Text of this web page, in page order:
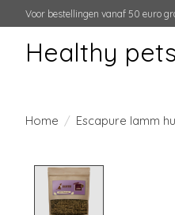
Voor bestellingen vanaf 50 euro
Healthy pets
Home / Escapure lamm